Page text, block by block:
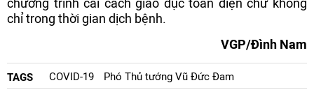
chương trình cải cách giáo dục toàn diện chứ không
chỉ trong thời gian dịch bệnh.
VGP/Đình Nam
TAGS COVID-19 Phó Thủ tướng Vũ Đức Đam